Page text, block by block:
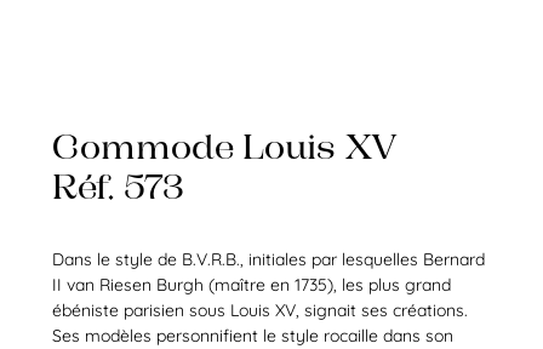
Commode Louis XV
Réf. 573
Dans le style de B.V.R.B., initiales par lesquelles Bernard
II van Riesen Burgh (maître en 1735), les plus grand
ébéniste parisien sous Louis XV, signait ses créations.
Ses modèles personnifient le style rocaille dans son